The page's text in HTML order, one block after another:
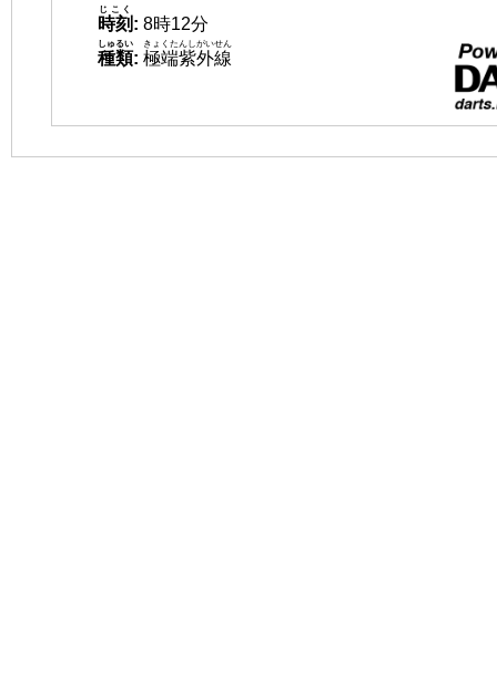
時刻
じこく
: 8時12分
種類
しゅるい
: 極端紫外線
きょくたんしがいせん